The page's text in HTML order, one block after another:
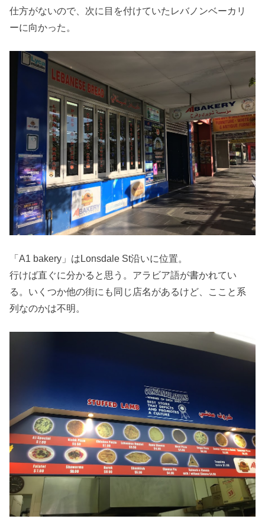
仕方がないので、次に目を付けていたレバノンベーカリ
ーに向かった。
「A1 bakery」はLonsdale St沿いに位置。
行けば直ぐに分かると思う。アラビア語が書かれてい
る。いくつか他の街にも同じ店名があるけど、ここと系
列なのかは不明。